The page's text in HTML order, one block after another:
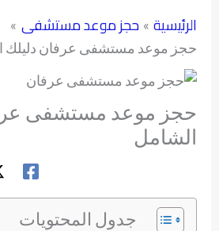
الرئيسية حجز موعد مستشفى
حجز موعد مستشفى عرفان دليلك
حجز موعد مستشفى
الشامل
جدول المحتويات